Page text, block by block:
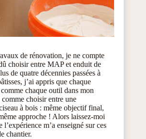
de rénovation, je ne compte
choisir entre MAP et enduit de
de quatre décennies passées à
j’ai appris que chaque
chaque outil dans mon
comme choisir entre une
à bois : même objectif final,
approche ! Alors laissez-moi
l’expérience m’a enseigné sur ces
chantier.